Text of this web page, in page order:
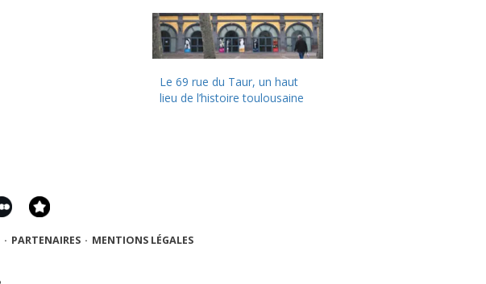
Le 69 rue du Taur, un haut
lieu de l’histoire toulousaine
· PARTENAIRES · MENTIONS LÉGALES